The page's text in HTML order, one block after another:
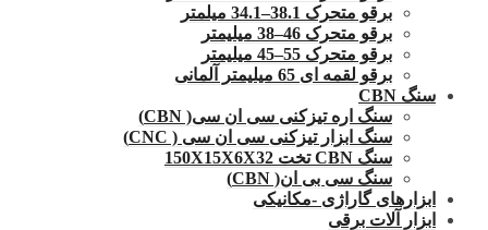
برقو متحرک 38.1–34.1 میلمتر
برقو متحرک 46–38 میلیمتر
برقو متحرک 55–45 میلیمتر
برقو لقمه ای 65 میلیمتر آلمانی
سنگ CBN
سنگ اره تیزکنی سی ان سی( CBN)
سنگ ابزار تیزکنی سی ان سی ( CNC)
سنگ CBN تخت 150X15X6X32
سنگ سی بی ان( CBN)
ابزارهای گاراژی -مکانیکی
ابزار آلات برقی